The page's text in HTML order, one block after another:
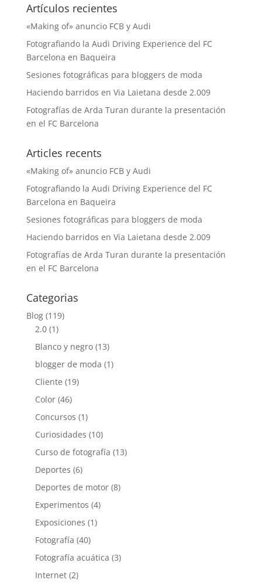
Artículos recientes
«Making of» anuncio FCB y Audi
Fotografiando la Audi Driving Experience del FC
Barcelona en Baqueira
Sesiones fotográficas para bloggers de moda
Haciendo barridos en Via Laietana desde 2.009
Fotografías de Arda Turan durante la presentación
en el FC Barcelona
Articles recents
«Making of» anuncio FCB y Audi
Fotografiando la Audi Driving Experience del FC
Barcelona en Baqueira
Sesiones fotográficas para bloggers de moda
Haciendo barridos en Via Laietana desde 2.009
Fotografías de Arda Turan durante la presentación
en el FC Barcelona
Categorias
Blog(119)
2.0(1)
Blanco y negro(13)
blogger de moda (1)
Cliente (19)
Color(46)
Concursos (1)
Curiosidades (10)
Curso de fotografía (13)
Deportes (6)
Deportes de motor(8)
Experimentos (4)
Exposiciones (1)
Fotografía (40)
Fotografía acuática (3)
Internet(2)